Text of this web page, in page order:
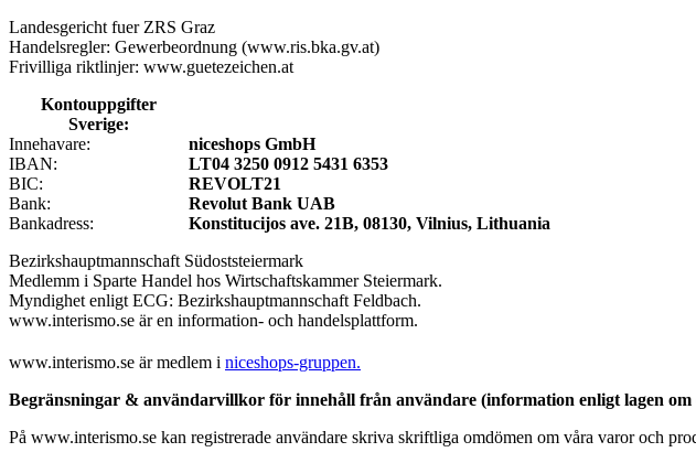
Landesgericht fuer ZRS Graz
Handelsregler: Gewerbeordnung (www.ris.bka.gv.at)
Frivilliga riktlinjer: www.guetezeichen.at
Kontouppgifter
Sverige:
Innehavare:
niceshops GmbH
IBAN:
LT04 3250 0912 5431 6353
BIC:
REVOLT21
Bank:
Revolut Bank UAB
Bankadress:
Konstitucijos ave. 21B, 08130, Vilnius, Lithuania
Bezirkshauptmannschaft Südoststeiermark
Medlemm i Sparte Handel hos Wirtschaftskammer Steiermark.
Myndighet enligt ECG: Bezirkshauptmannschaft Feldbach.
www.interismo.se är en information- och handelsplattform.
www.interismo.se är medlem i niceshops-gruppen.
Begränsningar & användarvillkor för innehåll från användare (information enligt lagen
På www.interismo.se kan registrerade användare skriva skriftliga omdömen om våra varor och